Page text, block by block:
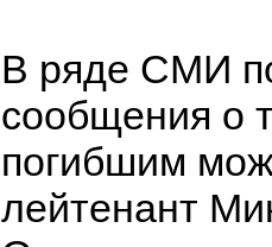
В ряде СМИ
сообщения о
погибшим
лейтенант